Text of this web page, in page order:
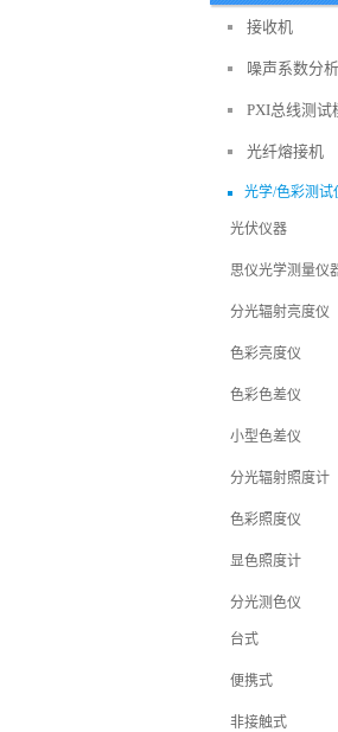
接收机
噪声系数分
PXI总线测试
光纤熔接机
光学/色彩测试
光伏仪器
思仪光学测量仪
分光辐射亮度仪
色彩亮度仪
色彩色差仪
小型色差仪
分光辐射照度计
色彩照度仪
显色照度计
分光测色仪
台式
便携式
非接触式